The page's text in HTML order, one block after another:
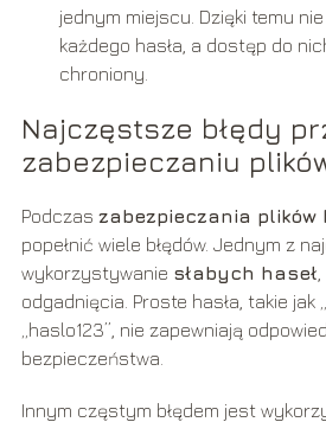
jednym miejscu. Dzięki temu
każdego hasła, a dostęp do
chroniony.
Najczęstsze błędy
zabezpieczaniu
Podczas zabezpieczania plików
popełnić wiele błędów. Jednym z
wykorzystywanie słabych haseł
odgadnięcia. Proste hasła, takie jak
„haslo123”, nie zapewniają
bezpieczeństwa.
Innym częstym błędem jest